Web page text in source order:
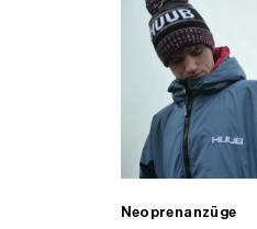
Neoprenanzüge